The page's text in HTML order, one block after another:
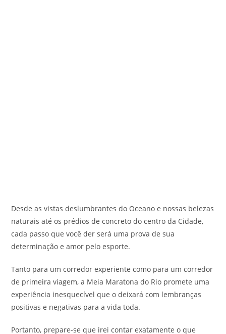
Desde as vistas deslumbrantes do Oceano e nossas belezas
naturais até os prédios de concreto do centro da Cidade,
cada passo que você der será uma prova de sua
determinação e amor pelo esporte.
Tanto para um corredor experiente como para um corredor
de primeira viagem, a Meia Maratona do Rio promete uma
experiência inesquecível que o deixará com lembranças
positivas e negativas para a vida toda.
Portanto, prepare-se que irei contar exatamente o que